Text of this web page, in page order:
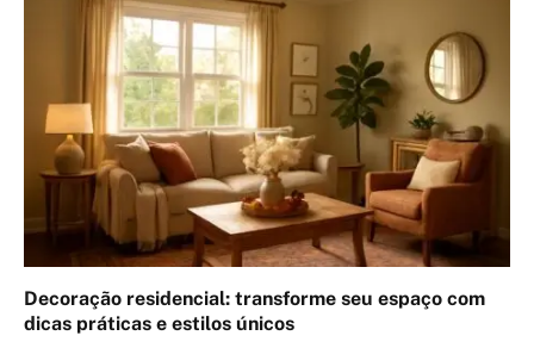
Decoração residencial: transforme seu espaço com
dicas práticas e estilos únicos